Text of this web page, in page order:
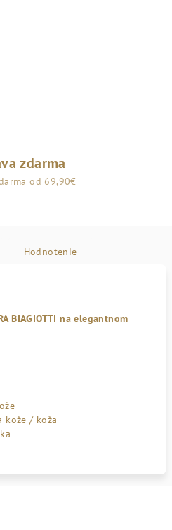
zdarma
od 69,90€
Hodnotenie
BIAGIOTTI na elegantnom
kože / koža